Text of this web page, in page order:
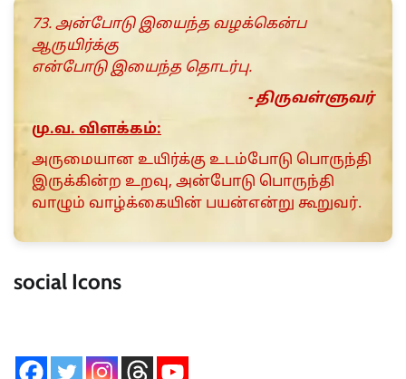
73. அன்போடு இயைந்த வழக்கென்ப
ஆருயிர்க்கு
என்போடு இயைந்த தொடர்பு.
- திருவள்ளுவர்
மு.வ. விளக்கம்:
அருமையான உயிர்க்கு உடம்போடு பொருந்தி
இருக்கின்ற உறவு, அன்போடு பொருந்தி
வாழும் வாழ்க்கையின் பயன்என்று கூறுவர்.
social Icons